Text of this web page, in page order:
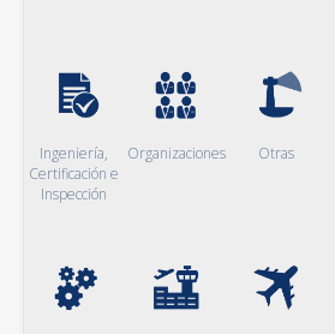
Ingeniería,
Certificación e
Inspección
Organizaciones Otras